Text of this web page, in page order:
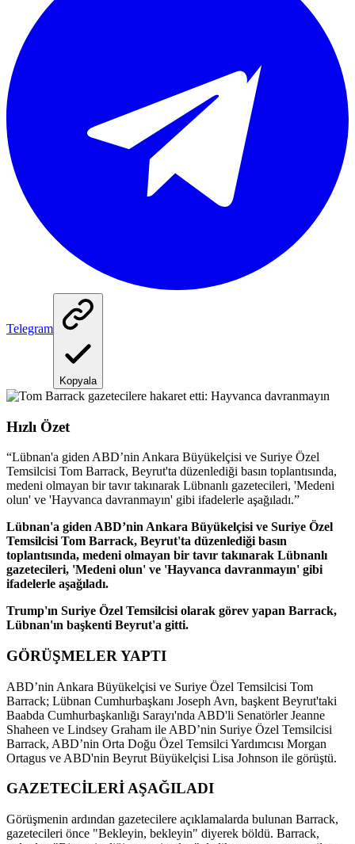
Telegram
Kopyala
Hızlı Özet
“Lübnan'a giden ABD’nin Ankara Büyükelçisi ve Suriye Özel
Temsilcisi Tom Barrack, Beyrut'ta düzenlediği basın toplantısında,
medeni olmayan bir tavır takınarak Lübnanlı gazetecileri, 'Medeni
olun' ve 'Hayvanca davranmayın' gibi ifadelerle aşağıladı.”
Lübnan'a giden ABD’nin Ankara Büyükelçisi ve Suriye Özel
Temsilcisi Tom Barrack, Beyrut'ta düzenlediği basın
toplantısında, medeni olmayan bir tavır takınarak Lübnanlı
gazetecileri, 'Medeni olun' ve 'Hayvanca davranmayın' gibi
ifadelerle aşağıladı.
Trump'ın Suriye Özel Temsilcisi olarak görev yapan Barrack,
Lübnan'ın başkenti Beyrut'a gitti.
GÖRÜŞMELER YAPTI
ABD’nin Ankara Büyükelçisi ve Suriye Özel Temsilcisi Tom
Barrack; Lübnan Cumhurbaşkanı Joseph Avn, başkent Beyrut'taki
Baabda Cumhurbaşkanlığı Sarayı'nda ABD'li Senatörler Jeanne
Shaheen ve Lindsey Graham ile ABD’nin Suriye Özel Temsilcisi
Barrack, ABD’nin Orta Doğu Özel Temsilci Yardımcısı Morgan
Ortagus ve ABD'nin Beyrut Büyükelçisi Lisa Johnson ile görüştü.
GAZETECİLERİ AŞAĞILADI
Görüşmenin ardından gazetecilere açıklamalarda bulunan Barrack,
gazetecileri önce "Bekleyin, bekleyin" diyerek böldü. Barrack,